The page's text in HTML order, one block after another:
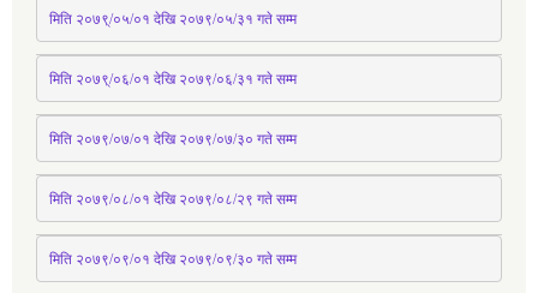
मिति २०७९्/०५/०१ देखि २०७९/०५/३१ गते सम्म
मिति २०७९्/०६/०१ देखि २०७९/०६/३१ गते सम्म
मिति २०७९/०७/०१ देखि २०७९/०७/३० गते सम्म
मिति २०७९/०८/०१ देखि २०७९/०८/२९ गते सम्म
मिति २०७९/०९/०१ देखि २०७९/०९/३० गते सम्म